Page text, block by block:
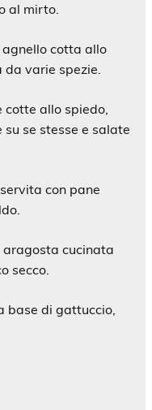
al mirto.
agnello cotta allo
da varie spezie.
cotte allo spiedo,
se stesse e salate
con pane
aragosta cucinata
secco.
base di gattuccio,